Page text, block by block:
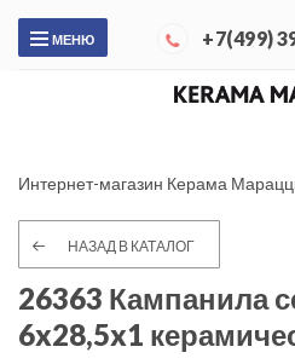
МЕНЮ +7(499)
Интернет-магазин Керама
НАЗАД В КАТАЛОГ
26363 Кампанила
6x28,5x1